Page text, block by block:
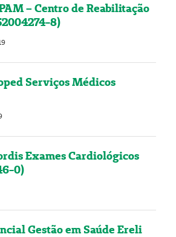
– Centro de Reabilitação
8)
Serviços Médicos
Exames Cardiológicos
0)
Gestão em Saúde Ereli